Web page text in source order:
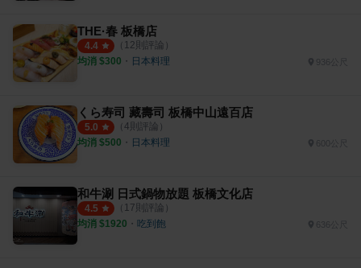
THE·春 板橋店
4.4 （ 12則評論）
均消 $300 ・ 日本料理
くら寿司 藏壽司 板橋中山遠百店
5.0 （ 4則評論）
均消 $500 ・ 日本料理
和牛涮 日式鍋物放題 板橋文化店
4.5 （ 17則評論）
均消 $1920 ・ 吃到飽